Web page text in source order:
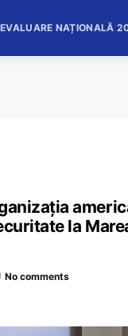
EVALUARE NAȚIONALĂ
la
No comments